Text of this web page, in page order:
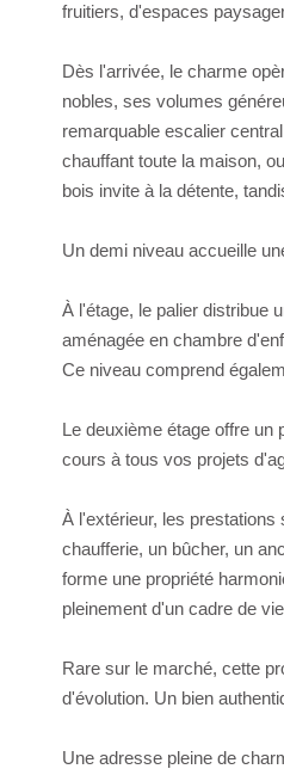
fruitiers, d'espaces
Dès l'arrivée, le charme
nobles, ses volumes
remarquable escalier
chauffant toute la maison,
bois invite à la détente,
Un demi niveau accueille
À l'étage, le palier distribue
aménagée en chambre
Ce niveau comprend
Le deuxième étage offre un
cours à tous vos projets
À l'extérieur, les
chaufferie, un bûcher, un
forme une propriété
pleinement d'un cadre de
Rare sur le marché, cette
d'évolution. Un bien
Une adresse pleine de